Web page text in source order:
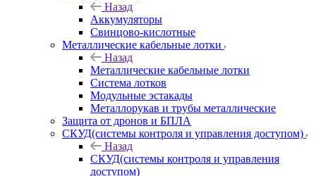
Назад
Аккумуляторы
Свинцово-кислотные
Металлические кабельные лотки
Назад
Металлические кабельные лотки
Система лотков
Модульные эстакады
Металлорукав и трубы металлические
Защита от дронов и БПЛА
СКУД(системы контроля и управления доступом)
Назад
СКУД(системы контроля и управления
доступом)